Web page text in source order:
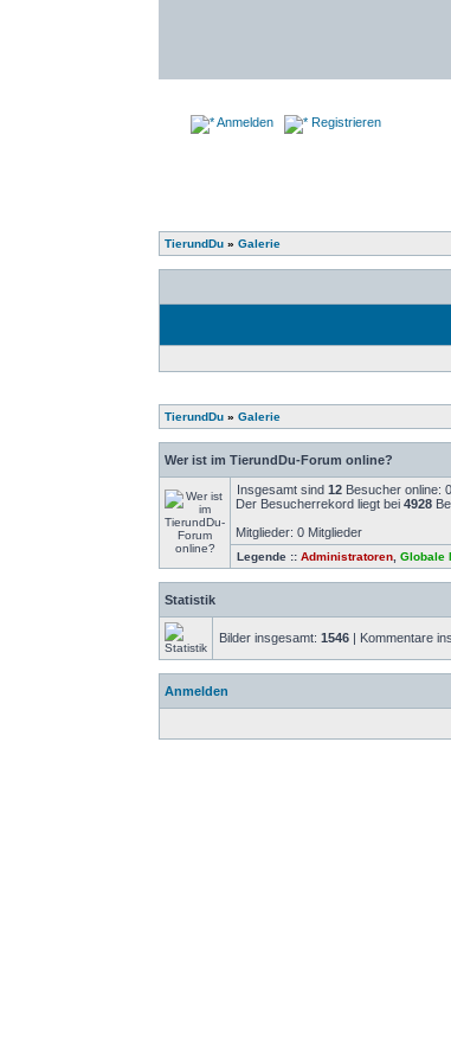
Anmelden Registrieren
TierundDu »Galerie
TierundDu »Galerie
Wer ist im TierundDu-Forum online?
Insgesamt sind12 Besucher online:
Der Besucherrekord liegt bei4928
Mitglieder: 0 Mitglieder
Legende ::Administratoren ,Globale
Statistik
Bilder insgesamt:1546 | Kommentare
Anmelden